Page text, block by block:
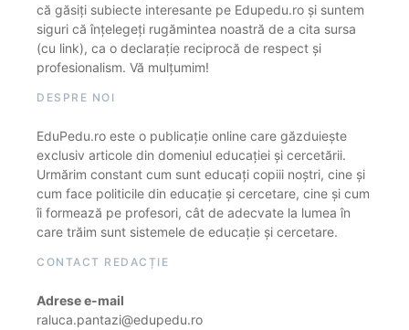
că găsiți subiecte interesante pe Edupedu.ro și suntem
siguri că înțelegeți rugămintea noastră de a cita sursa
(cu link), ca o declarație reciprocă de respect și
profesionalism. Vă mulțumim!
DESPRE NOI
EduPedu.ro este o publicație online care găzduiește
exclusiv articole din domeniul educației și cercetării.
Urmărim constant cum sunt educați copiii noștri, cine și
cum face politicile din educație și cercetare, cine și cum
îi formează pe profesori, cât de adecvate la lumea în
care trăim sunt sistemele de educație și cercetare.
CONTACT REDACȚIE
Adrese e-mail
raluca.pantazi@edupedu.ro